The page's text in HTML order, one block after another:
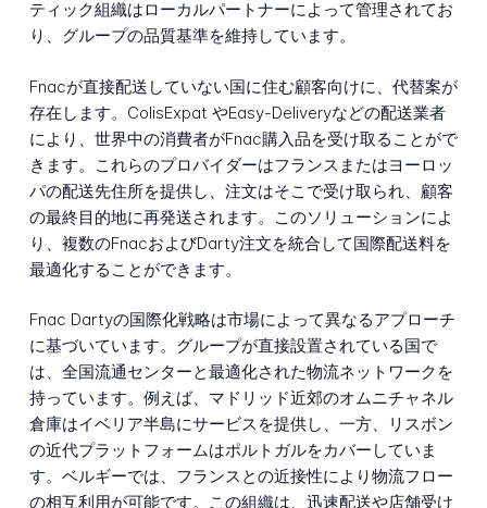
ティック組織はローカルパートナーによって管理されてお
り、グループの品質基準を維持しています。
Fnacが直接配送していない国に住む顧客向けに、代替案が
存在します。ColisExpat やEasy-Deliveryなどの配送業者
により、世界中の消費者がFnac購入品を受け取ることがで
きます。これらのプロバイダーはフランスまたはヨーロッ
パの配送先住所を提供し、注文はそこで受け取られ、顧客
の最終目的地に再発送されます。このソリューションによ
り、複数のFnacおよびDarty注文を統合して国際配送料を
最適化することができます。
Fnac Dartyの国際化戦略は市場によって異なるアプローチ
に基づいています。グループが直接設置されている国で
は、全国流通センターと最適化された物流ネットワークを
持っています。例えば、マドリッド近郊のオムニチャネル
倉庫はイベリア半島にサービスを提供し、一方、リスボン
の近代プラットフォームはポルトガルをカバーしていま
す。ベルギーでは、フランスとの近接性により物流フロー
の相互利用が可能です。この組織は、迅速配送や店舗受け